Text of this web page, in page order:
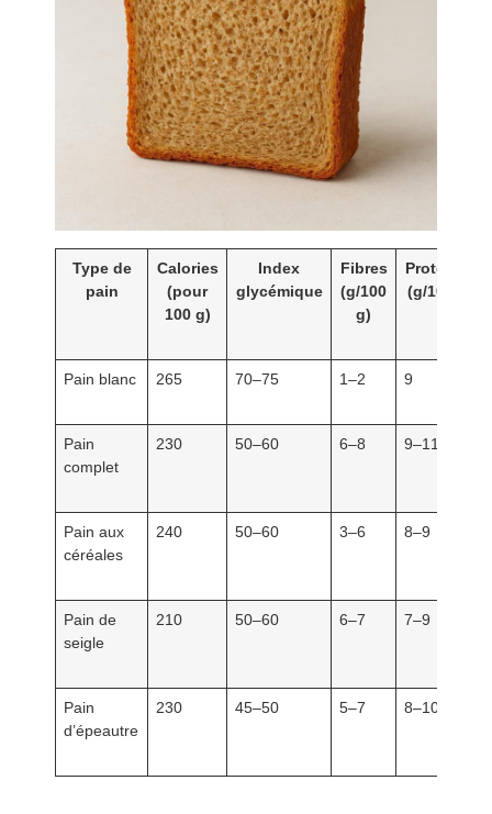
Type de
pain
Calories
(pour
100 g)
Index
glycémique
Fibres
(g/100
g)
Protéines
(g/100 g)
Pain blanc 265 70–75 1–2 9
Pain
complet
230 50–60 6–8 9–11
Pain aux
céréales
240 50–60 3–6 8–9
Pain de
seigle
210 50–60 6–7 7–9
Pain
d’épeautre
230 45–50 5–7 8–10